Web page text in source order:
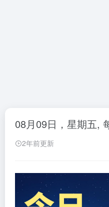
08月09日，星期五,
2年前更新